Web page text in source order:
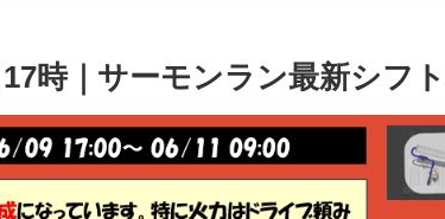
時｜サーモンラン最新シフ